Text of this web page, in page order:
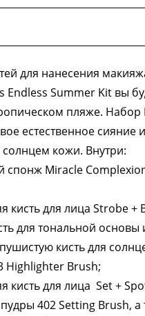
для нанесения
Endless Summer Kit вы
пляже. Набор
естественное сияние
кожи. Внутри:
спонж Miracle
кисть для лица Strobe
для тональной основы
кисть для
Highlighter Brush;
кисть для лица Set +
402 Setting Brush, а